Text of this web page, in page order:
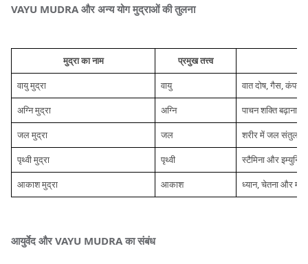
VAYU MUDRA और अन्य योग मुद्राओं की तुलना
मुद्रा का नाम
प्रमुख तत्त्व
वायु मुद्रा
वायु
वात दोष, गैस, कंपन
अग्नि मुद्रा
अग्नि
पाचन शक्ति बढ़ाना,
जल मुद्रा
जल
शरीर में जल संतुलन
पृथ्वी मुद्रा
पृथ्वी
स्टैमिना और इम्युनिटी
आकाश मुद्रा
आकाश ध्यान, चेतना और
आयुर्वेद और VAYU MUDRA का संबंध